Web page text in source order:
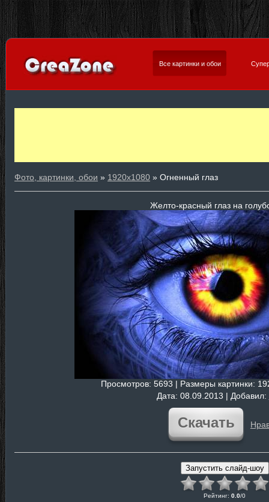
Все картинки и обои
Фото, картинки, обои » 1920х1080 » Огненный глаз
Желто-красный глаз на
Просмотров: 5693 | Размеры картинки:
Дата: 08.09.2013 | Добавил:
Скачать
Рейтинг: 0.0/0